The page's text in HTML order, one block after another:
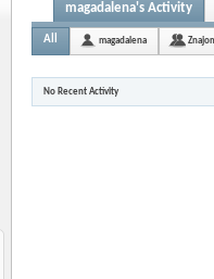
magadalena's Activity
All magadalena
No Recent Activity